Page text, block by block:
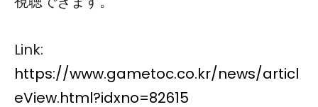
Link:
https://www.gametoc.co.kr/news/articl
eView.html?idxno=82615